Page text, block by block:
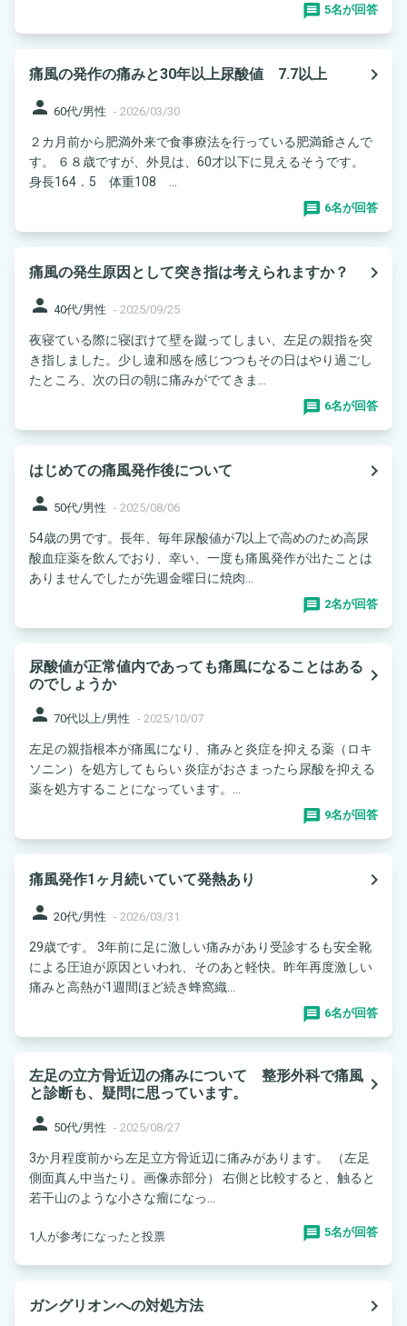
5名が回答
痛風の発作の痛みと30年以上尿酸値 7.7以上
navigate_next
person 60代/男性 - 2026/03/30
２カ月前から肥満外来で食事療法を行っている肥満爺さんで
す。 ６８歳ですが、外見は、60才以下に見えるそうです。
身長164．5 体重108 ...
6名が回答
痛風の発生原因として突き指は考えられますか？
navigate_next
person 40代/男性 - 2025/09/25
夜寝ている際に寝ぼけて壁を蹴ってしまい、左足の親指を突
き指しました。少し違和感を感じつつもその日はやり過ごし
たところ、次の日の朝に痛みがでてきま...
6名が回答
はじめての痛風発作後について
navigate_next
person 50代/男性 - 2025/08/06
54歳の男です。長年、毎年尿酸値が7以上で高めのため高尿
酸血症薬を飲んでおり、幸い、一度も痛風発作が出たことは
ありませんでしたが先週金曜日に焼肉...
2名が回答
尿酸値が正常値内であっても痛風になることはある
のでしょうか
navigate_next
person 70代以上/男性 - 2025/10/07
左足の親指根本が痛風になり、痛みと炎症を抑える薬（ロキ
ソニン）を処方してもらい 炎症がおさまったら尿酸を抑える
薬を処方することになっています。...
9名が回答
痛風発作1ヶ月続いていて発熱あり
navigate_next
person 20代/男性 - 2026/03/31
29歳です。 3年前に足に激しい痛みがあり受診するも安全靴
による圧迫が原因といわれ、そのあと軽快。昨年再度激しい
痛みと高熱が1週間ほど続き蜂窩織...
6名が回答
左足の立方骨近辺の痛みについて 整形外科で痛風
と診断も、疑問に思っています。
navigate_next
person 50代/男性 - 2025/08/27
3か月程度前から左足立方骨近辺に痛みがあります。 （左足
側面真ん中当たり。画像赤部分） 右側と比較すると、触ると
若干山のような小さな瘤になっ...
1人が参考になったと投票 5名が回答
ガングリオンへの対処方法
navigate_next